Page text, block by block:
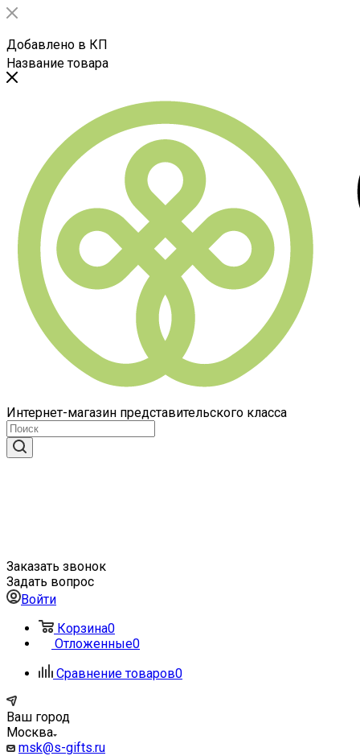
Добавлено в КП
Название товара
Интернет-магазин представительского класса
Заказать звонок
Задать вопрос
Войти
Корзина0
Отложенные0
Сравнение товаров0
Ваш город
Москва
msk@s-gifts.ru